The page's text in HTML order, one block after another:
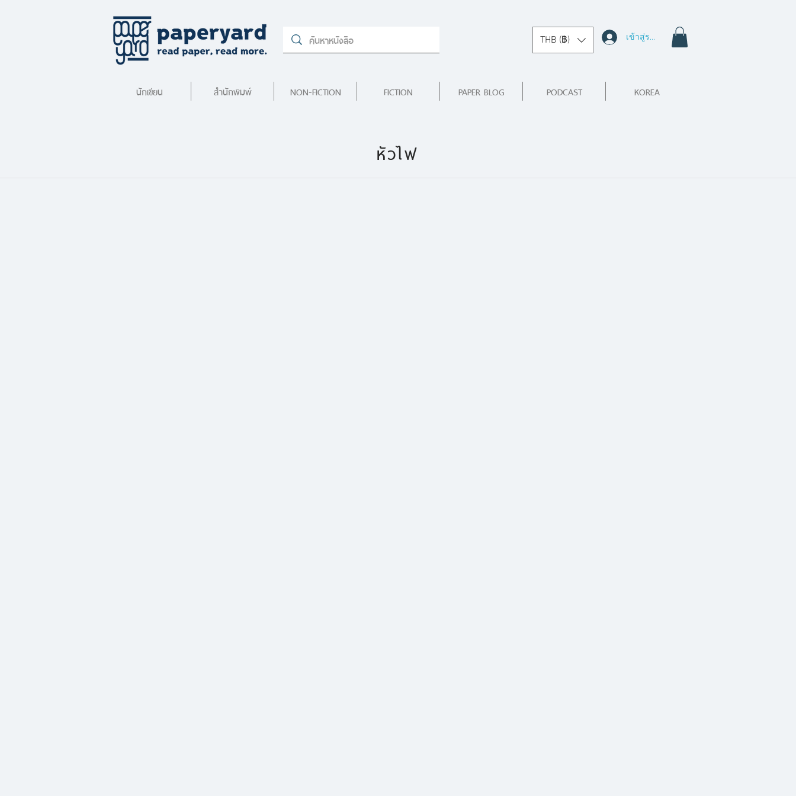
THB (฿) เข้าสู่ระบบ
นักเขียน สำนักพิมพ์ NON-FICTION FICTION PAPER BLOG PODCAST KOREA
หัวไฟ